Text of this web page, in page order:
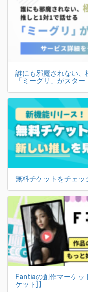
誰にも邪魔されない
「ミーグリ」がスター
無料チケットをチェッ
Fantiaの創作マーケ
ケット]】